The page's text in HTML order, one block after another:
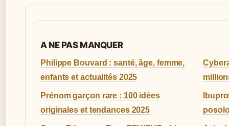
A NE PAS MANQUER
Philippe Bouvard : santé, âge, femme,
enfants et actualités 2025
Prénom garçon rare : 100 idées
originales et tendances 2025